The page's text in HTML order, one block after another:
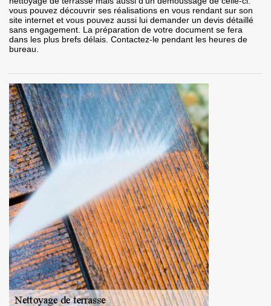
vous pouvez découvrir ses réalisations en vous rendant sur son
site internet et vous pouvez aussi lui demander un devis détaillé
sans engagement. La préparation de votre document se fera
dans les plus brefs délais. Contactez-le pendant les heures de
bureau.